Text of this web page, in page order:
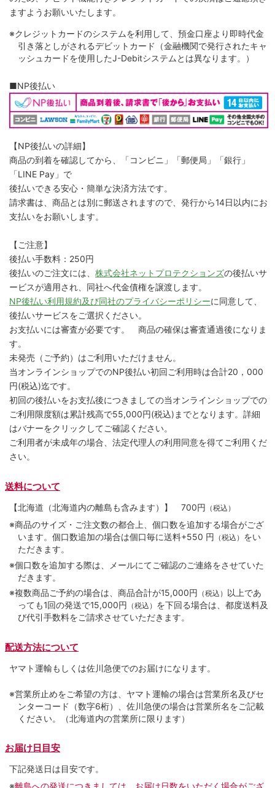
ますようお願いいたします。
※クレジットカードのシステムを利用して、預金口座より即時代金
引き落としがされるデビットカード（金融機関で発行されたキャ
ッシュカードを使用したJ-Debitシステムとは異なります。）
■NP後払い
【NP後払いの詳細】
商品の到着を確認してから、「コンビニ」「郵便局」「銀行」
「LINE Pay」で
後払いできる安心・簡単な決済方法です。
請求書は、商品とは別に郵送されますので、発行から14日以内にお
支払いをお願いします。
【ご注意】
後払い手数料：250円
後払いのご注文には、 株式会社ネットプロテクションズの後払いサ
ービスが適用され、同社へ代金債権を譲渡します。
NP後払い利用規約及び同社のプライバシーポリシーに同意して、
後払いサービスをご選択ください。
お支払いには審査が必要です。 商品の確保は審査通過後になりま
す。
未発売（ご予約）はご利用いただけません。
当オンラインショップでのNP後払い初回ご利用時は合計20，000
円(税込)迄です。
初回の後払いをお支払後につきましての当オンラインショップでの
ご利用限度額は累計残高で55,000円(税込)までとなります。詳細
はバナーをクリックしてご確認ください。
ご利用者が未成年の場合、法定代理人の利用同意を得てご利用くだ
さい。
送料について
【北海道（北海道内の離島も含みます）】 700円 （税込）
※商品のサイズ・ご注文数の都合上、個口数を追加する場合がござ
います。個口数追加の場合は個口毎に送料+550 円 （税込） をい
ただきます。
※個口数を追加する際は、メールにてご確認のご連絡をさせていた
だきます。
※複数商品ご予約の場合は、商品合計が15,000円 （税込） 以上であ
っても1回の発送で15,000円 （税込） を下回る場合は、都度送料及
び代引手数料をご請求させていただきます。
配送方法について
ヤマト運輸もしくは佐川急便でのお届けになります。
※営業所止めをご希望の方は、ヤマト運輸の場合は営業所名及びセ
ンターコード（数字6桁）、佐川急便の場合は営業所名をご記載
ください。（北海道内の営業所に限ります）
お届け日目安
下記発送日は目安です。
※離島への発送につきましては、お届け日数をいただく場合がござ